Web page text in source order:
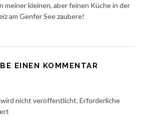
meiner kleinen, aber feinen Küche in der
am Genfer See zaubere!
EINEN KOMMENTAR
nicht veröffentlicht.Erforderliche